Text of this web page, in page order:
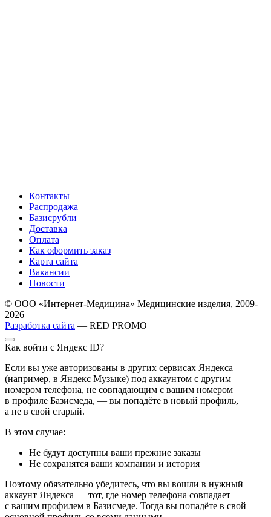
Контакты
Распродажа
Базисрубли
Доставка
Оплата
Как оформить заказ
Карта сайта
Вакансии
Новости
© ООО «Интернет-Медицина» Медицинские изделия, 2009-
2026
Разработка сайта — RED PROMO
Как войти с Яндекс ID?
Если вы уже авторизованы в других сервисах Яндекса
(например, в Яндекс Музыке) под аккаунтом с другим
номером телефона, не совпадающим с вашим номером
в профиле Базисмеда, — вы попадёте в новый профиль,
а не в свой старый.
В этом случае:
Не будут доступны ваши прежние заказы
Не сохранятся ваши компании и история
Поэтому обязательно убедитесь, что вы вошли в нужный
аккаунт Яндекса — тот, где номер телефона совпадает
с вашим профилем в Базисмеде. Тогда вы попадёте в свой